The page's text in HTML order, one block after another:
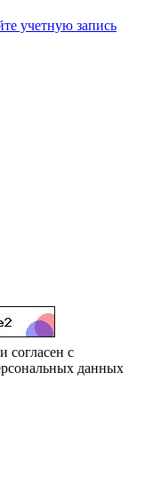
учетную запись
и согласен с
данных